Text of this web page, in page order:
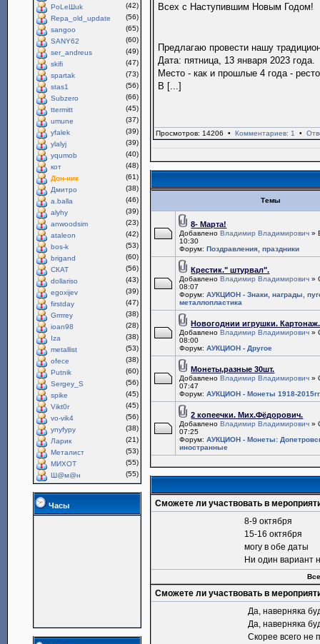
PoLeШuk
(42)
Repa_old_update
(56)
sangoo
(65)
SANY62
(60)
ser_andreus
(49)
skifi
(47)
spartak
(73)
stas1
(56)
Subzero
(66)
ttermitt
(45)
umune
(37)
yfalek
(39)
ylalyj
(39)
yqumob
(40)
кот
(48)
Дон-ник
(61)
Дмитро
(38)
a.balla
(46)
alyhy
(39)
anwoodsim
(23)
ataleon
(42)
bos-k
(53)
brigand
(60)
СКАТ
(56)
dollariso
(43)
egoxijev
(39)
firstday
(47)
Grrrrey
(38)
ioan98
(28)
Iza
(38)
metallist
(53)
ofece
(38)
Putnik
(60)
Sergey_S
(56)
spike
(45)
Vikt0r
(45)
vo-vik4
(56)
ynyfypy
(38)
Ларик
(21)
Металист
(53)
МИХОТ
(55)
Ш@м@н
(55)
Часы
Всех с Наступившим Новым Годом!
Предлагаю провести нашу
Дата: пятница, 13 января 2023 года.
Место - как и прошлые 4 года -
В [...]
Просмотров: 14206 •Комментариев: 1 •
Темы
8- Марта!
ДобавленоВладимир Владимирович »
10:30
Форум:Поздравления, праздники
Крестик." штурвал".
ДобавленоВладимир Владимирович »
08:07
Форум:АУКЦИОН - Знаки, награды,
металлопластика
Новогоднии игрушки. Картонаж.
ДобавленоВладимир Владимирович »
08:00
Форум:АУКЦИОН - Другое
Монеты,разные 30шт.
ДобавленоВладимир Владимирович »
07:47
Форум:АУКЦИОН - Монеты 1918-
2 копеечки. Мих.Фёдорович.
ДобавленоВладимир Владимирович »
07:25
Форум:АУКЦИОН - Монеты:
иностранные
Сможете ли участвовать в
8-9 октября
15-16 октября
могу в обе даты
Ни один вариант
Сможете ли участвовать в
Да, наверняка
Да, наверняка
Скорее всего не